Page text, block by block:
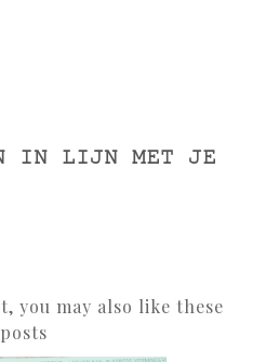
IN LIJN MET JE
you may also like these
posts